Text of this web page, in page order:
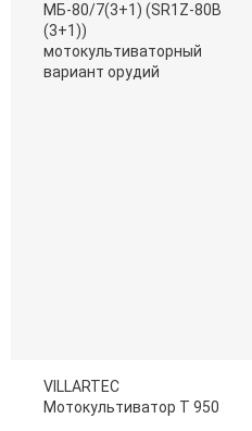
МБ-80/7(3+1) (SR1Z-80B
(3+1))
мотокультиваторный
вариант орудий
VILLARTEC
Мотокультиватор Т 950